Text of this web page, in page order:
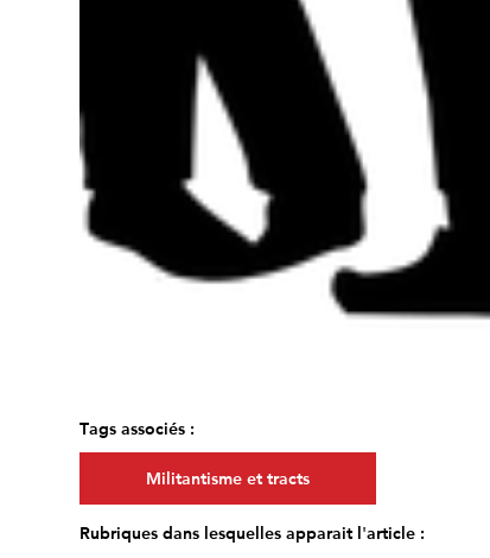
Tags associés :
Militantisme et tracts
Rubriques dans lesquelles apparait l'article :